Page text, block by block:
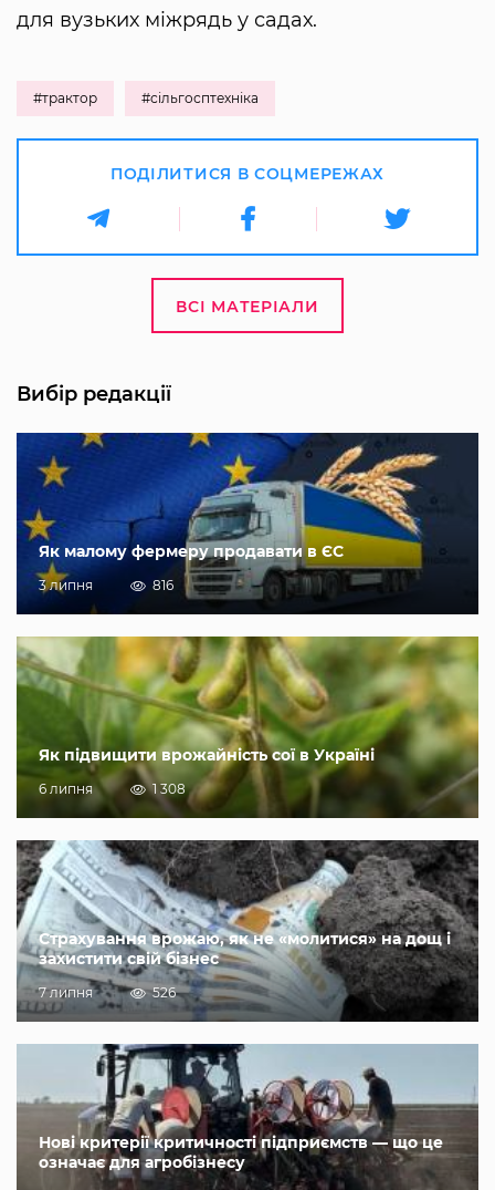
для вузьких міжрядь у садах.
#трактор #сільгосптехніка
ПОДІЛИТИСЯ В СОЦМЕРЕЖАХ
ВСІ МАТЕРІАЛИ
Вибір редакції
Як малому фермеру продавати в ЄС
3 липня 816
Як підвищити врожайність сої в Україні
6 липня 1 308
Страхування врожаю, як не «молитися» на дощ і
захистити свій бізнес
7 липня 526
Нові критерії критичності підприємств — що це
означає для агробізнесу